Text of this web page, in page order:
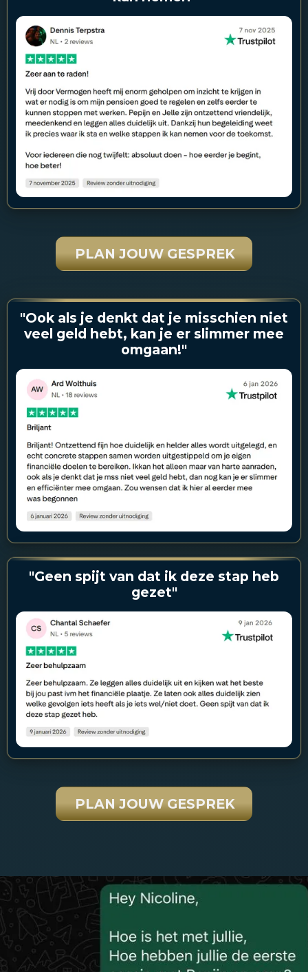
PLAN JOUW GESPREK
"Ook als je denkt dat je misschien niet
veel geld hebt, kan je er slimmer mee
omgaan!"
"Geen spijt van dat ik deze stap heb
gezet"
PLAN JOUW GESPREK